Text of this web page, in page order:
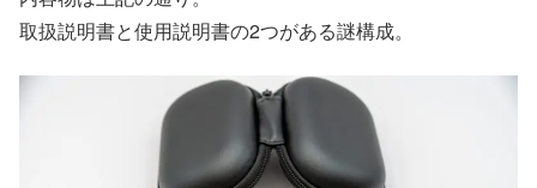
取扱説明書と使用説明書の2つがある謎構成。